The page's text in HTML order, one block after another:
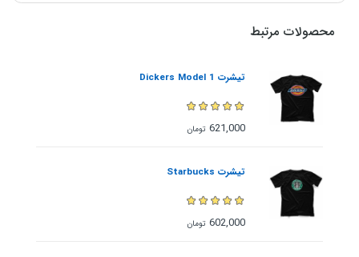
محصولات مرتبط
تیشرت Dickers Model 1
621,000 تومان
تیشرت Starbucks
602,000 تومان